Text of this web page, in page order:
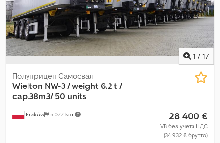
м Ширина 2,5 м Высота 1,9 м Электропривод складывания
тента с дистанционным управлением (стоимость около 5000
евро) Тефлоновые вставки Quick Silver на днище и боковинах
кузова (стоимость 6000 евро) Dwodpezmv Sgofx Apbea ABS
Дисковые тормоза Алюминиевые оси Оси SAF Алюминиевые
опоры полуприцепа Пневмоподвеска Мы предлагаем 50
одинаковых полуприцепов. Новый прицеп стоил 45 000 евро.
1 / 17
Kraków 5 077 km
Полуприцеп Самосвал
Wielton NW-3 / weight 6.2 t /
cap.38m3/ 50 units
28 400 €
VB без учета НДС
(34 932 € брутто)